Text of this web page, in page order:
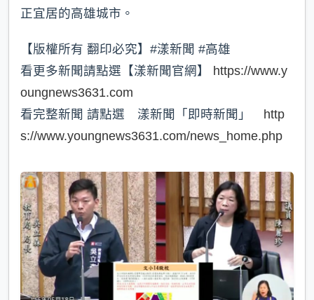
正宜居的高雄城市。
【版權所有 翻印必究】#漾新聞 #高雄
看更多新聞請點選【漾新聞官網】 https://www.y
oungnews3631.com
看完整新聞 請點選 漾新聞「即時新聞」 http
s://www.youngnews3631.com/news_home.php